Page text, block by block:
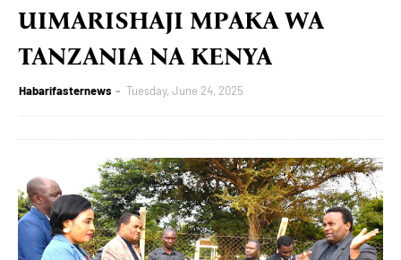
UIMARISHAJI MPAKA WA
TANZANIA NA KENYA
Habarifasternews Tuesday, June 24, 2025